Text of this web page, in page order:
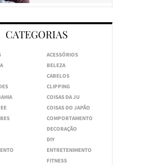
CATEGORIAS
ACESSÓRIOS
BELEZA
CABELOS
CLIPPING
COISAS DA JU
COISAS DO JAPÃO
COMPORTAMENTO
DECORAÇÃO
DIY
ENTRETENIMENTO
FITNESS